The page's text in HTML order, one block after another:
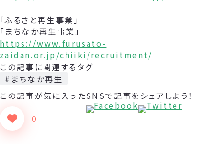
「ふるさと再生事業」
「まちなか再生事業」
https://www.furusato-
zaidan.or.jp/chiiki/recruitment/
この記事に関連するタグ
#まちなか再生
この記事が気に入った
0
SNSで記事をシェアしよう！